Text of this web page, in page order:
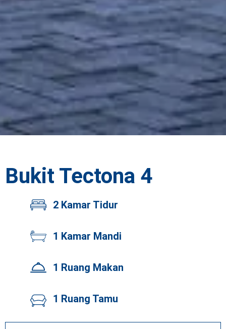
Bukit Tectona 4
2 Kamar Tidur
1 Kamar Mandi
1 Ruang Makan
1 Ruang Tamu